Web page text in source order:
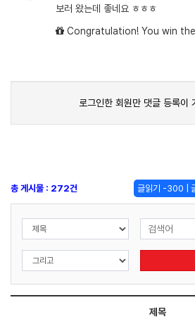
보러 왔는데 좋네요 ㅎㅎㅎ
Congratulation! You win the
로그인한 회원만 댓글 등록이
글읽기 -300 |
총 게시물 : 272건
제목